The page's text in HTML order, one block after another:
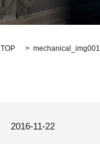
TOP mechanical_img001
2016-11-22